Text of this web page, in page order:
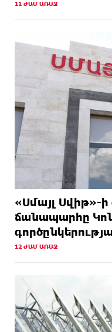
11 ԺԱՄ ԱՌԱՋ
«Սմայլ Սվիթ»-
ճանապարհը
12 ԺԱՄ ԱՌԱՋ